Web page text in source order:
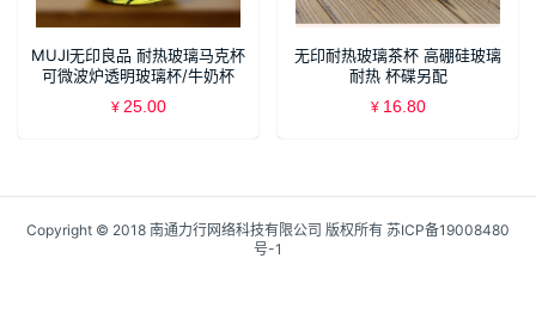
MUJI无印良品 耐热玻璃马克杯
可微波炉透明玻璃杯/牛奶杯
360ml
¥ 25.00
无印耐热玻璃茶杯 高硼硅玻璃
耐热 杯碟另配
¥ 16.80
Copyright © 2018 南通力行网络科技有限公司 版权所有 苏ICP备19008480
号-1